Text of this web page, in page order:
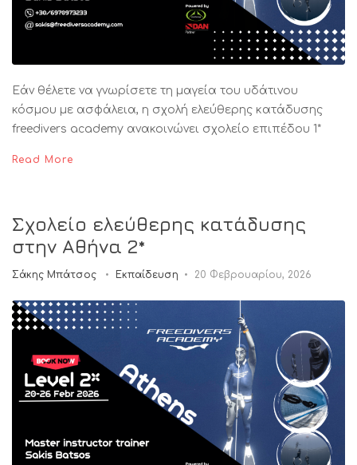
Εάν θέλετε να γνωρίσετε τη μαγεία του υδάτινου
κόσμου με ασφάλεια, η σχολή ελεύθερης κατάδυσης
freedivers academy ανακοινώνει σχολείο επιπέδου 1*
Read More
Σχολείο ελεύθερης κατάδυσης
στην Αθήνα 2*
Σάκης Μπάτσος Εκπαίδευση 20 Φεβρουαρίου, 2026